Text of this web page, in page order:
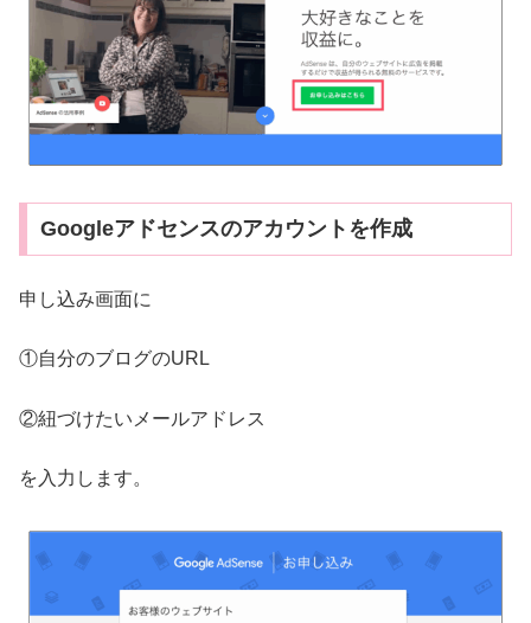
Googleアドセンスのアカウントを作成
申し込み画面に
①自分のブログのURL
②紐づけたいメールアドレス
を入力します。